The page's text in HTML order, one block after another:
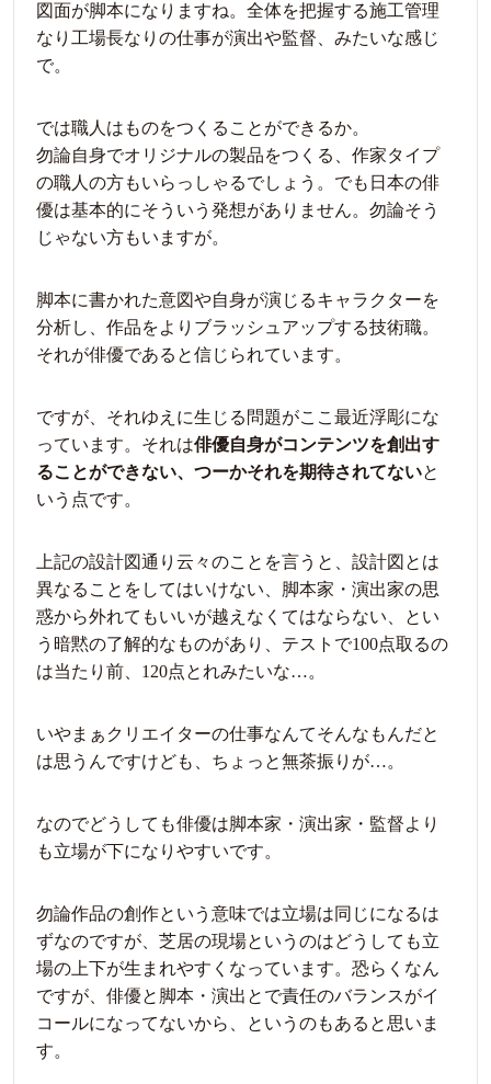
図面が脚本になりますね。全体を把握する施工管理
なり工場長なりの仕事が演出や監督、みたいな感じ
で。
では職人はものをつくることができるか。
勿論自身でオリジナルの製品をつくる、作家タイプ
の職人の方もいらっしゃるでしょう。でも日本の俳
優は基本的にそういう発想がありません。勿論そう
じゃない方もいますが。
脚本に書かれた意図や自身が演じるキャラクターを
分析し、作品をよりブラッシュアップする技術職。
それが俳優であると信じられています。
ですが、それゆえに生じる問題がここ最近浮彫にな
っています。それは俳優自身がコンテンツを創出す
ることができない、つーかそれを期待されてないと
いう点です。
上記の設計図通り云々のことを言うと、設計図とは
異なることをしてはいけない、脚本家・演出家の思
惑から外れてもいいが越えなくてはならない、とい
う暗黙の了解的なものがあり、テストで100点取るの
は当たり前、120点とれみたいな…。
いやまぁクリエイターの仕事なんてそんなもんだと
は思うんですけども、ちょっと無茶振りが…。
なのでどうしても俳優は脚本家・演出家・監督より
も立場が下になりやすいです。
勿論作品の創作という意味では立場は同じになるは
ずなのですが、芝居の現場というのはどうしても立
場の上下が生まれやすくなっています。恐らくなん
ですが、俳優と脚本・演出とで責任のバランスがイ
コールになってないから、というのもあると思いま
す。